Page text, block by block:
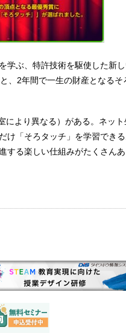
学ぶ、特許技術を駆使した新
、2年間で一生の財産となるそ
より異なる）がある。ネット
け「そろタッチ」を学習でき
する楽しい仕組みがたくさん